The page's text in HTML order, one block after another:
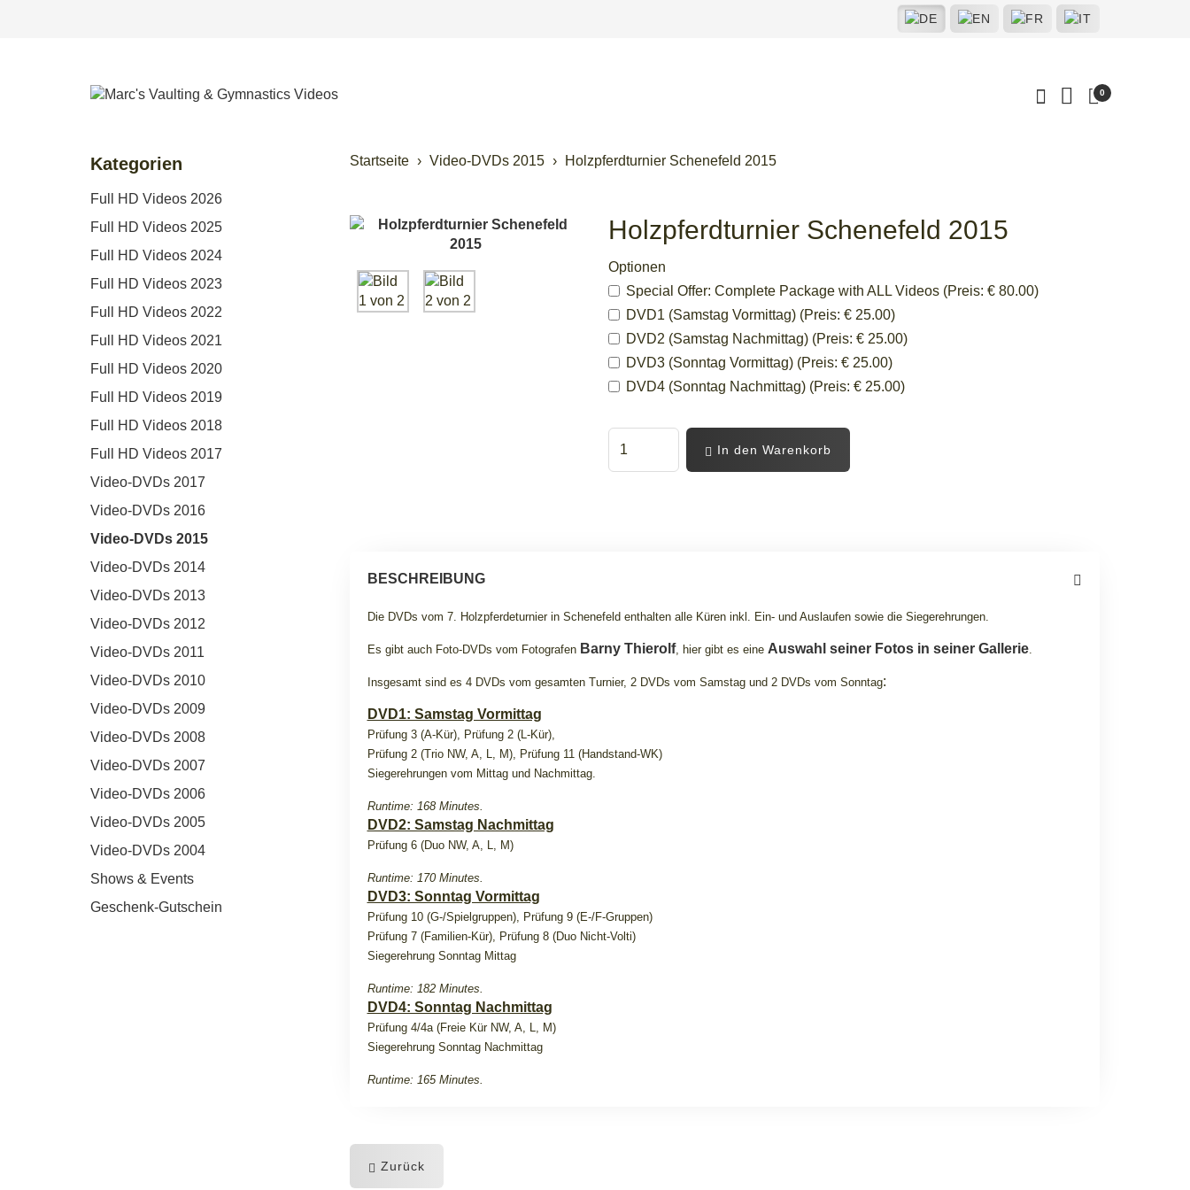
0
Startseite Video-DVDs 2015 Holzpferdturnier Schenefeld 2015
Holzpferdturnier Schenefeld 2015
Optionen
Special Offer: Complete Package with ALL Videos (Preis: € 80.00)
DVD1 (Samstag Vormittag) (Preis: € 25.00)
DVD2 (Samstag Nachmittag) (Preis: € 25.00)
DVD3 (Sonntag Vormittag) (Preis: € 25.00)
DVD4 (Sonntag Nachmittag) (Preis: € 25.00)
In den Warenkorb
BESCHREIBUNG
Die DVDs vom 7. Holzpferdeturnier in Schenefeld enthalten alle Küren inkl. Ein- und Auslaufen sowie die Siegerehrungen.
Es gibt auch Foto-DVDs vom Fotografen Barny Thierolf, hier gibt es eine Auswahl seiner Fotos in seiner Gallerie.
Insgesamt sind es 4 DVDs vom gesamten Turnier, 2 DVDs vom Samstag und 2 DVDs vom Sonntag:
DVD1: Samstag Vormittag
Prüfung 3 (A-Kür), Prüfung 2 (L-Kür),
Prüfung 2 (Trio NW, A, L, M), Prüfung 11 (Handstand-WK)
Siegerehrungen vom Mittag und Nachmittag.
Runtime: 168 Minutes.
DVD2: Samstag Nachmittag
Prüfung 6 (Duo NW, A, L, M)
Runtime: 170 Minutes.
DVD3: Sonntag Vormittag
Prüfung 10 (G-/Spielgruppen), Prüfung 9 (E-/F-Gruppen)
Prüfung 7 (Familien-Kür), Prüfung 8 (Duo Nicht-Volti)
Siegerehrung Sonntag Mittag
Runtime: 182 Minutes.
DVD4: Sonntag Nachmittag
Prüfung 4/4a (Freie Kür NW, A, L, M)
Siegerehrung Sonntag Nachmittag
Runtime: 165 Minutes.
Zurück
Kategorien
Full HD Videos 2026
Full HD Videos 2025
Full HD Videos 2024
Full HD Videos 2023
Full HD Videos 2022
Full HD Videos 2021
Full HD Videos 2020
Full HD Videos 2019
Full HD Videos 2018
Full HD Videos 2017
Video-DVDs 2017
Video-DVDs 2016
Video-DVDs 2015
Video-DVDs 2014
Video-DVDs 2013
Video-DVDs 2012
Video-DVDs 2011
Video-DVDs 2010
Video-DVDs 2009
Video-DVDs 2008
Video-DVDs 2007
Video-DVDs 2006
Video-DVDs 2005
Video-DVDs 2004
Shows & Events
Geschenk-Gutschein